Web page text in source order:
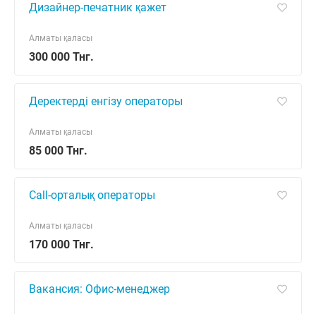
Дизайнер-печатник қажет
300 000 Тнг.
Алматы қаласы
Деректерді енгізу операторы
85 000 Тнг.
Алматы қаласы
Call-орталық операторы
170 000 Тнг.
Алматы қаласы
Вакансия: Офис-менеджер